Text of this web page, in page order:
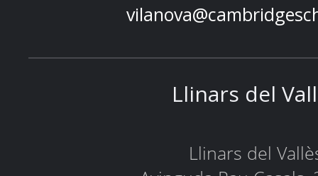
Llinars del
Llinars del